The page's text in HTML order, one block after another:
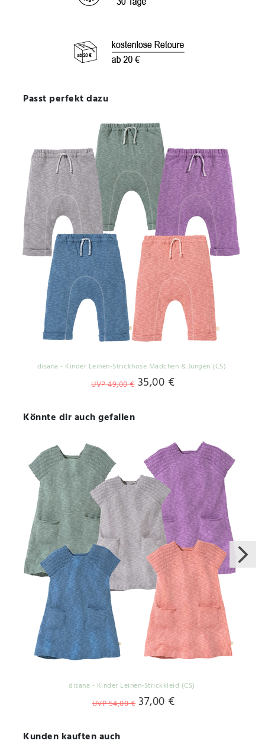
Passt perfekt dazu
disana - Kinder Leinen-Strickhose Mädchen & Jungen (CS)
UVP 49,00 € 35,00 €
Könnte dir auch gefallen
disana - Kinder Leinen-Strickkleid (CS)
UVP 54,00 € 37,00 €
Kunden kauften auch